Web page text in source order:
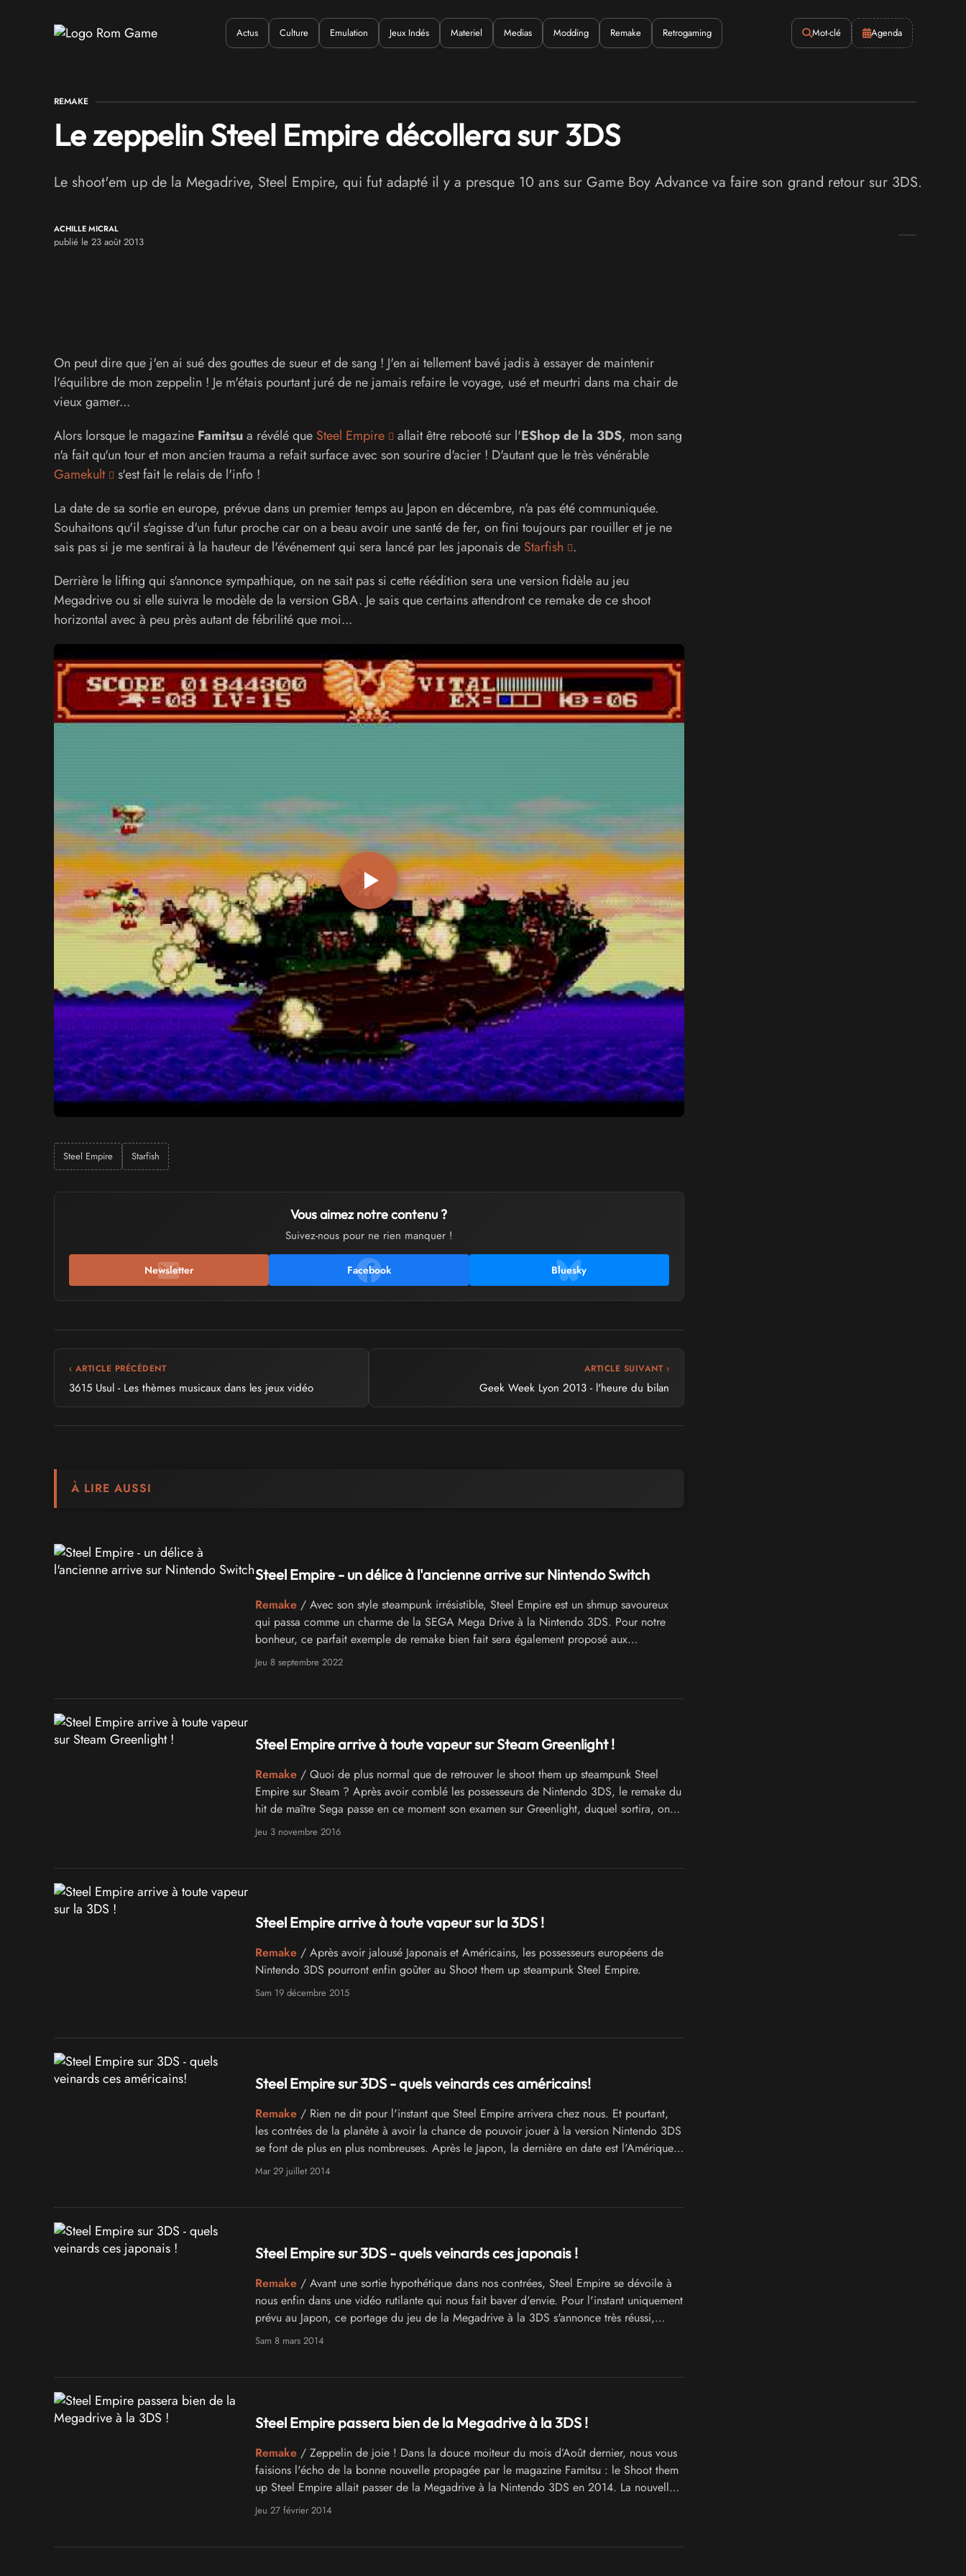
Où ? Quoi ?
Actus Culture Emulation Jeux Indés Materiel Medias Modding Remake Retrogaming Mot-clé Agenda
REMAKE
Le zeppelin Steel Empire décollera sur 3DS
Le shoot'em up de la Megadrive, Steel Empire, qui fut adapté il y a presque 10 ans sur Game Boy Advance va faire son grand retour sur 3DS.
ACHILLE MICRAL
publié le 23 août 2013
On peut dire que j'en ai sué des gouttes de sueur et de sang ! J'en ai tellement bavé jadis à essayer de maintenir
l'équilibre de mon zeppelin ! Je m'étais pourtant juré de ne jamais refaire le voyage, usé et meurtri dans ma chair de
vieux gamer...
Alors lorsque le magazine Famitsua révélé que Steel Empire allait être rebooté sur l'EShop de la 3DS, mon sang
n'a fait qu'un tour et mon ancien trauma a refait surface avec son sourire d'acier ! D'autant que le très vénérable
Gamekult
s'est fait le relais de l'info !
La date de sa sortie en europe, prévue dans un premier temps au Japon en décembre, n'a pas été communiquée.
Souhaitons qu'il s'agisse d'un futur proche car on a beau avoir une santé de fer, on fini toujours par rouiller et je ne
sais pas si je me sentirai à la hauteur de l'événement qui sera lancé par les japonais de Starfish .
Derrière le lifting qui s'annonce sympathique, on ne sait pas si cette réédition sera une version fidèle au jeu
Megadrive ou si elle suivra le modèle de la version GBA. Je sais que certains attendront ce remake de ce shoot
horizontal avec à peu près autant de fébrilité que moi...
Steel Empire Starfish
Vous aimez notre contenu ?
Suivez-nous pour ne rien manquer !
Newsletter Facebook Bluesky
‹ ARTICLE PRÉCÉDENT
3615 Usul - Les thèmes musicaux dans les jeux vidéo
ARTICLE SUIVANT ›
Geek Week Lyon 2013 - l'heure du bilan
À LIRE AUSSI
Steel Empire - un délice à l'ancienne arrive sur Nintendo Switch
Remake/ Avec son style steampunk irrésistible, Steel Empire est un shmup savoureux
qui passa comme un charme de la SEGA Mega Drive à la Nintendo 3DS. Pour notre
bonheur, ce parfait exemple de remake bien fait sera également proposé aux
possesseurs de Nintendo Switch
Jeu 8 septembre 2022
Steel Empire arrive à toute vapeur sur Steam Greenlight !
Remake/ Quoi de plus normal que de retrouver le shoot them up steampunk Steel
Empire sur Steam ? Après avoir comblé les possesseurs de Nintendo 3DS, le remake du
hit de maître Sega passe en ce moment son examen sur Greenlight, duquel sortira, on
l'espère, un futur portage sur PC !
Jeu 3 novembre 2016
Steel Empire arrive à toute vapeur sur la 3DS !
Remake/ Après avoir jalousé Japonais et Américains, les possesseurs européens de
Nintendo 3DS pourront enfin goûter au Shoot them up steampunk Steel Empire.
Sam 19 décembre 2015
Steel Empire sur 3DS - quels veinards ces américains!
Remake/ Rien ne dit pour l'instant que Steel Empire arrivera chez nous. Et pourtant,
les contrées de la planète à avoir la chance de pouvoir jouer à la version Nintendo 3DS
se font de plus en plus nombreuses. Après le Japon, la dernière en date est l'Amérique
du Nord et l'Europe ne va pas tarder à réellement trouver le temps long...
Mar 29 juillet 2014
Steel Empire sur 3DS - quels veinards ces japonais !
Remake/ Avant une sortie hypothétique dans nos contrées, Steel Empire se dévoile à
nous enfin dans une vidéo rutilante qui nous fait baver d'envie. Pour l'instant uniquement
prévu au Japon, ce portage du jeu de la Megadrive à la 3DS s'annonce très réussi,
chauffant à blanc notre jalousie envers le peuple japonais, respectable au demeurant
Sam 8 mars 2014
Steel Empire passera bien de la Megadrive à la 3DS !
Remake/ Zeppelin de joie ! Dans la douce moiteur du mois d’Août dernier, nous vous
faisions l'écho de la bonne nouvelle propagée par le magazine Famitsu : le Shoot them
up Steel Empire allait passer de la Megadrive à la Nintendo 3DS en 2014. La nouvelle
se confirme aujourd'hui, annonçant le jeu pour le mois de Mars au Japon.
Jeu 27 février 2014